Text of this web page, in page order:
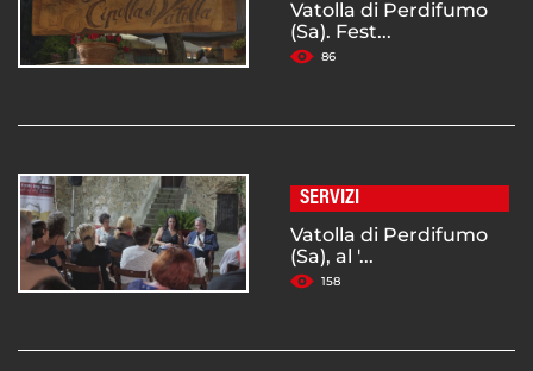
Vatolla di Perdifumo
(Sa). Fest...
86
SERVIZI
Vatolla di Perdifumo
(Sa), al '...
158